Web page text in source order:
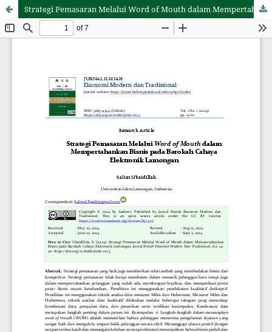
Strategi Pemasaran Melalui Word of Mouth dalam Mempertahankan Bisnis pada Barokah Cahaya Elektronik Lamongan